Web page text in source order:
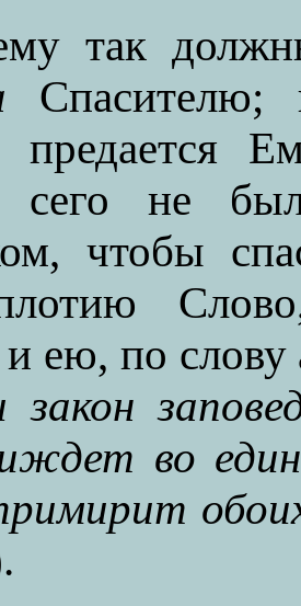
так
сего не
чтобы
ею, по слову
закон
во